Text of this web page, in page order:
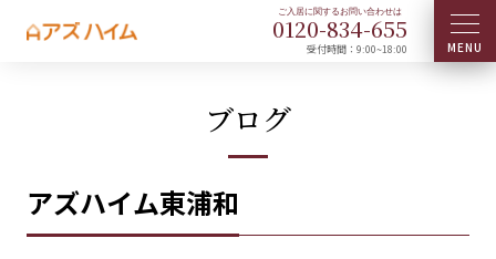
0120-834-655
受付時間：9:00~18:00
ブログ
アズハイム東浦和